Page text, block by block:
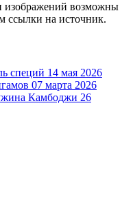
изображений возможны
ссылки на источник.
специй 14 мая 2026
07 марта 2026
Камбоджи 26